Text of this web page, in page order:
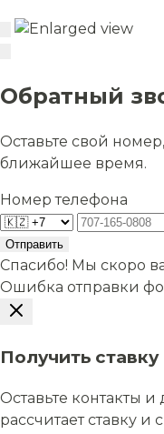
Обратный
Оставьте свой
ближайшее время.
Номер телефона
Отправить
Спасибо! Мы скоро
Ошибка отправки
Получить ставку
Оставьте контакты
рассчитает ставку и